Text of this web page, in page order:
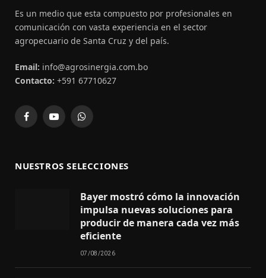
Es un medio que esta compuesto por profesionales en
comunicación con vasta experiencia en el sector
agropecuario de Santa Cruz y del país.
Email: info@agrosinergia.com.bo
Contacto: +591 67710627
FacebookYouTubeWhatsApp
NUESTROS SELECCIONES
Bayer mostró cómo la innovación
impulsa nuevas soluciones para
producir de manera cada vez más
eficiente
07/08/2026